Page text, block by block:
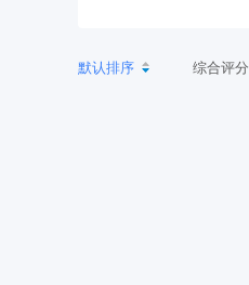
默认排序 综合评分